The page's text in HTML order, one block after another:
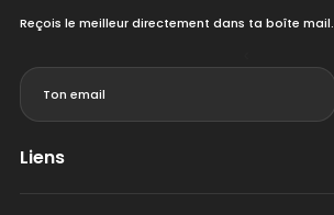
Reçois le meilleur directement dans ta boîte mail.
Liens